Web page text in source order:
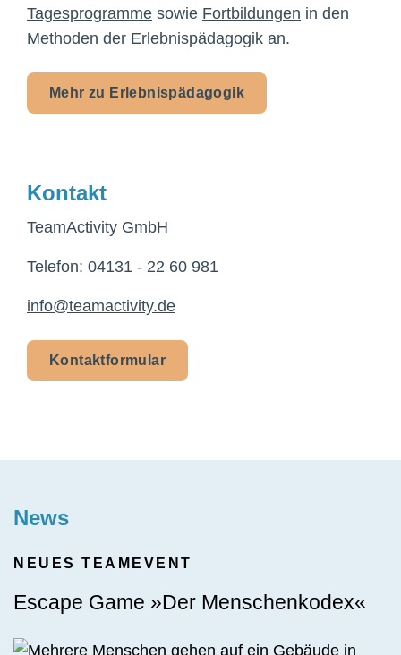
Tagesprogramme sowie Fortbildungen in den
Methoden der Erlebnispädagogik an.
Mehr zu Erlebnispädagogik
Kontakt
TeamActivity GmbH
Telefon: 04131 - 22 60 981
info@teamactivity.de
Kontaktformular
News
NEUES TEAMEVENT
Escape Game »Der Menschenkodex«